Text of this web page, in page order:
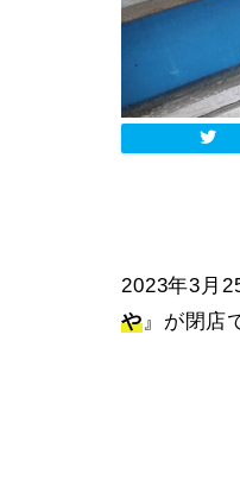
2023年3月
や』が閉店